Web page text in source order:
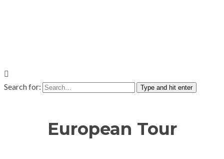
Search for: Type and hit enter
European Tour